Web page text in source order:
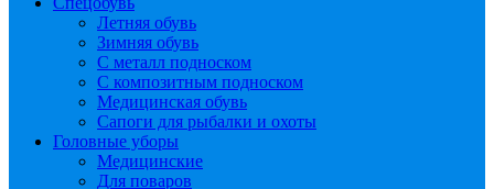
Летняя обувь
Зимняя обувь
С металл подноском
С композитным подноском
Медицинская обувь
Сапоги для рыбалки и охоты
Головные уборы
Медицинские
Для поваров